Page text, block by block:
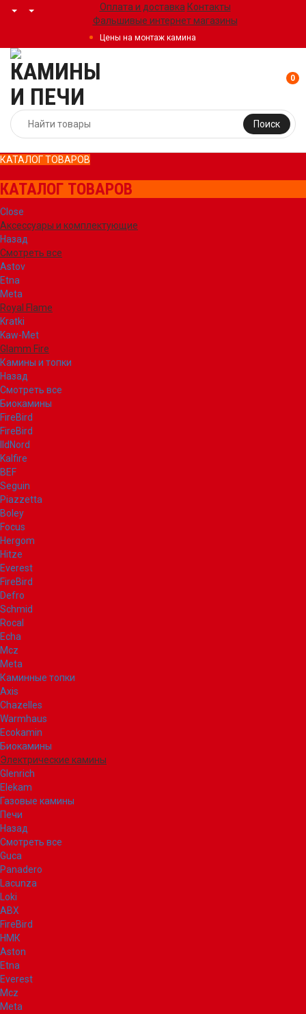
Оплата и доставка Контакты
Фальшивые интернет магазины
Цены на монтаж камина
Поиск
0
КАТАЛОГ ТОВАРОВ
КАТАЛОГ ТОВАРОВ
Close
Аксессуары и комплектующие
Назад
Смотреть все
Astov
Etna
Meta
Royal Flame
Kratki
Kaw-Met
Glamm Fire
Камины и топки
Назад
Смотреть все
Биокамины
FireBird
FireBird
IldNord
Kalfire
BEF
Seguin
Piazzetta
Boley
Focus
Hergom
Hitze
Everest
FireBird
Defro
Schmid
Rocal
Echa
Mcz
Meta
Каминные топки
Axis
Chazelles
Warmhaus
Ecokamin
Биокамины
Электрические камины
Glenrich
Elekam
Газовые камины
Печи
Назад
Смотреть все
Guca
Panadero
Lacunza
Loki
ABX
FireBird
НМК
Aston
Etna
Everest
Mcz
Meta